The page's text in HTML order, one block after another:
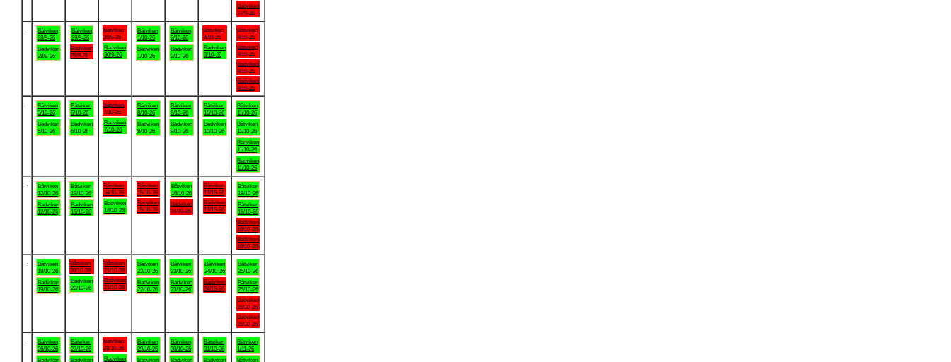
Badviken
27/9-26
Båtviken
28/9-26
Badviken
28/9-26
Båtviken
29/9-26
Badviken
29/9-26
Båtviken
30/9-26
Badviken
30/9-26
Båtviken
1/10-26
Badviken
1/10-26
Båtviken
2/10-26
Badviken
2/10-26
Båtviken
3/10-26
Badviken
3/10-26
Båtviken
4/10-26
Båtviken
4/10-26
Badviken
4/10-26
Badviken
4/10-26
Båtviken
5/10-26
Badviken
5/10-26
Båtviken
6/10-26
Badviken
6/10-26
Båtviken
7/10-26
Badviken
7/10-26
Båtviken
8/10-26
Badviken
8/10-26
Båtviken
9/10-26
Badviken
9/10-26
Båtviken
10/10-26
Badviken
10/10-26
Båtviken
11/10-26
Båtviken
11/10-26
Badviken
11/10-26
Badviken
11/10-26
Båtviken
12/10-26
Badviken
12/10-26
Båtviken
13/10-26
Badviken
13/10-26
Båtviken
14/10-26
Badviken
14/10-26
Båtviken
15/10-26
Badviken
15/10-26
Båtviken
16/10-26
Badviken
16/10-26
Båtviken
17/10-26
Badviken
17/10-26
Båtviken
18/10-26
Båtviken
18/10-26
Badviken
18/10-26
Badviken
18/10-26
Båtviken
19/10-26
Badviken
19/10-26
Båtviken
20/10-26
Badviken
20/10-26
Båtviken
21/10-26
Badviken
21/10-26
Båtviken
22/10-26
Badviken
22/10-26
Båtviken
23/10-26
Badviken
23/10-26
Båtviken
24/10-26
Badviken
24/10-26
Båtviken
25/10-26
Båtviken
25/10-26
Badviken
25/10-26
Badviken
25/10-26
Båtviken
26/10-26
Badviken
Båtviken
27/10-26
Badviken
Båtviken
28/10-26
Badviken
Båtviken
29/10-26
Badviken
Båtviken
30/10-26
Badviken
Båtviken
31/10-26
Badviken
Båtviken
1/11-26
Båtviken